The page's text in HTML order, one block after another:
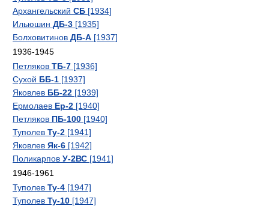
Архангельский СБ [1934]
Ильюшин ДБ-3 [1935]
Болховитинов ДБ-А [1937]
1936-1945
Петляков ТБ-7 [1936]
Сухой ББ-1 [1937]
Яковлев ББ-22 [1939]
Ермолаев Ер-2 [1940]
Петляков ПБ-100 [1940]
Туполев Ту-2 [1941]
Яковлев Як-6 [1942]
Поликарпов У-2ВС [1941]
1946-1961
Туполев Ту-4 [1947]
Туполев Ту-10 [1947]